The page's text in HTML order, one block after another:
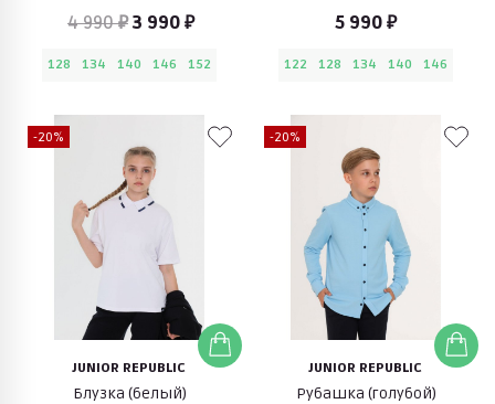
4 990 ₽3 990 ₽
128 134 140 146 152
5 990 ₽
122 128 134 140 146
-20%
JUNIOR REPUBLIC
Блузка (белый)
-20%
JUNIOR REPUBLIC
Рубашка (голубой)